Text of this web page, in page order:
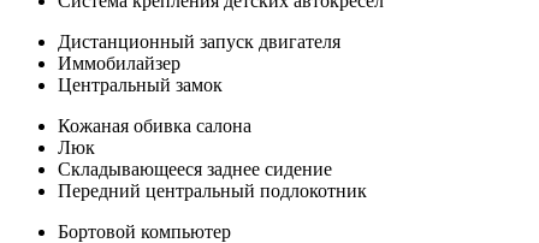
Дистанционный запуск двигателя
Иммобилайзер
Центральный замок
Кожаная обивка салона
Люк
Складывающееся заднее сидение
Передний центральный подлокотник
Бортовой компьютер